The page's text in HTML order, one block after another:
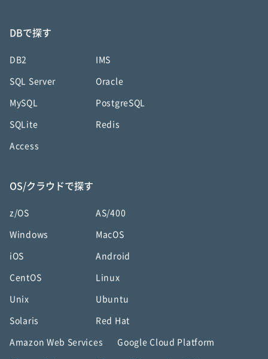
DBで探す
DB2 IMS
SQL Server Oracle
MySQL PostgreSQL
SQLite Redis
Access
OS/クラウドで探す
z/OS AS/400
Windows MacOS
iOS Android
CentOS Linux
Unix Ubuntu
Solaris Red Hat
Amazon Web Services Google Cloud Platform